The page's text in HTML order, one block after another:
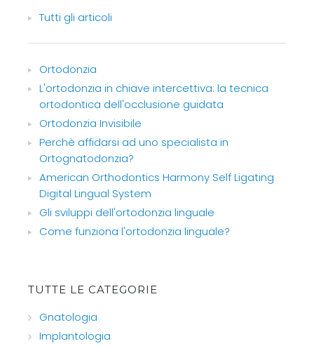
Tutti gli articoli
Ortodonzia
L'ortodonzia in chiave intercettiva: la tecnica
ortodontica dell'occlusione guidata
Ortodonzia Invisibile
Perchè affidarsi ad uno specialista in
Ortognatodonzia?
American Orthodontics Harmony Self Ligating
Digital Lingual System
Gli sviluppi dell'ortodonzia linguale
Come funziona l'ortodonzia linguale?
TUTTE LE CATEGORIE
Gnatologia
Implantologia